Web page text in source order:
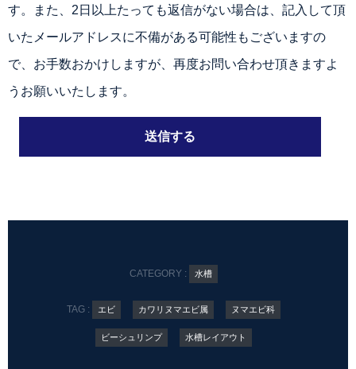
す。また、2日以上たっても返信がない場合は、記入して頂
いたメールアドレスに不備がある可能性もございますの
で、お手数おかけしますが、再度お問い合わせ頂きますよ
うお願いいたします。
CATEGORY : 水槽
TAG : エビ カワリヌマエビ属 ヌマエビ科
ビーシュリンプ 水槽レイアウト